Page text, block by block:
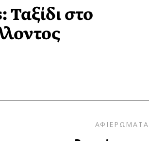
στο
ΑΦΙΕΡΩΜΑΤΑ